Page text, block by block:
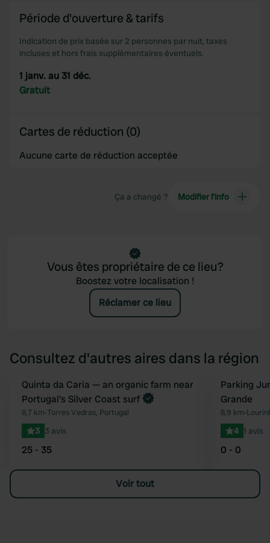
Période d'ouverture & tarifs
Indication de prix basée sur 2 personnes par nuit, taxes
incluses et hors frais supplémentaires éventuels.
1 janv. au 31 déc.
Gratuit
Cartes de réduction (0)
Aucune carte de réduction acceptée
Ça a changé ? Modifier l’info
Vous êtes propriétaire de ce lieu?
Boostez votre localisation !
Réclamer ce lieu
Consultez d'autres aires dans la région
Préféré
Reserve maintenant
Quinta da Caria — an organic farm near
Portugal's Silver Coast surf
8,7 km•Torres Vedras, Portugal
3 3 avis
25 - 35
Parking
Grande
8,9 km•
4 1 avis
0 - 0
Voir tout